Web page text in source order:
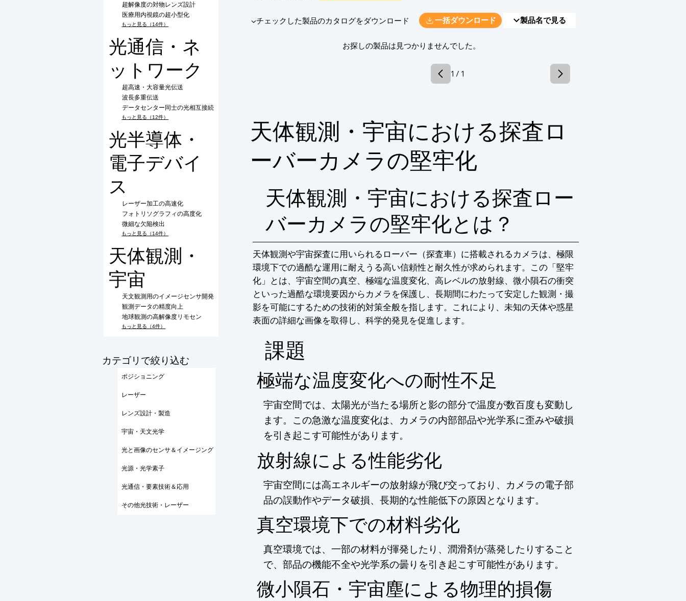
超解像度の対物レンズ設計
医療用内視鏡の超小型化
もっと見る（14件）
光通信・ネ
ットワーク
超高速・大容量光伝送
波長多重伝送
データセンター同士の光相互接続
もっと見る（12件）
光半導体・
電子デバイ
ス
レーザー加工の高速化
フォトリソグラフィの高度化
微細な欠陥検出
もっと見る（14件）
天体観測・
宇宙
天文観測用のイメージセンサ開発
観測データの精度向上
地球観測の高解像度リモセン
もっと見る（4件）
​カテゴリで絞り込む
ポジショニング
レーザー
レンズ設計・製造
宇宙・天文光学
光と画像のセンサ＆イメージング
光源・光学素子
光通信・要素技術＆応用
その他光技術・レーザー
​▼チェックした製品のカタログをダウンロード 一括ダウンロード 製品名で見る
​お探しの製品は見つかりませんでした。
1 / 1
天体観測・宇宙における探査ロ
ーバーカメラの堅牢化
天体観測・宇宙における探査ロー
バーカメラの堅牢化とは？
天体観測や宇宙探査に用いられるローバー（探査車）に搭載されるカメラは、極限
環境下での過酷な運用に耐えうる高い信頼性と耐久性が求められます。この「堅牢
化」とは、宇宙空間の真空、極端な温度変化、高レベルの放射線、微小隕石の衝突
といった過酷な環境要因からカメラを保護し、長期間にわたって安定した観測・撮
影を可能にするための技術的対策全般を指します。これにより、未知の天体や惑星
表面の詳細な画像を取得し、科学的発見を促進します。
​課題
極端な温度変化への耐性不足
宇宙空間では、太陽光が当たる場所と影の部分で温度が数百度も変動し
ます。この急激な温度変化は、カメラの内部部品や光学系に歪みや破損
を引き起こす可能性があります。
放射線による性能劣化
宇宙空間には高エネルギーの放射線が飛び交っており、カメラの電子部
品の誤動作やデータ破損、長期的な性能低下の原因となります。
真空環境下での材料劣化
真空環境では、一部の材料が揮発したり、潤滑剤が蒸発したりすること
で、部品の機能不全や光学系の曇りを引き起こす可能性があります。
微小隕石・宇宙塵による物理的損傷